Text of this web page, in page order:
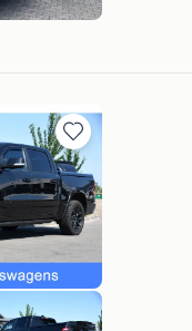
Bewaren
in
Mijn
Favorieten